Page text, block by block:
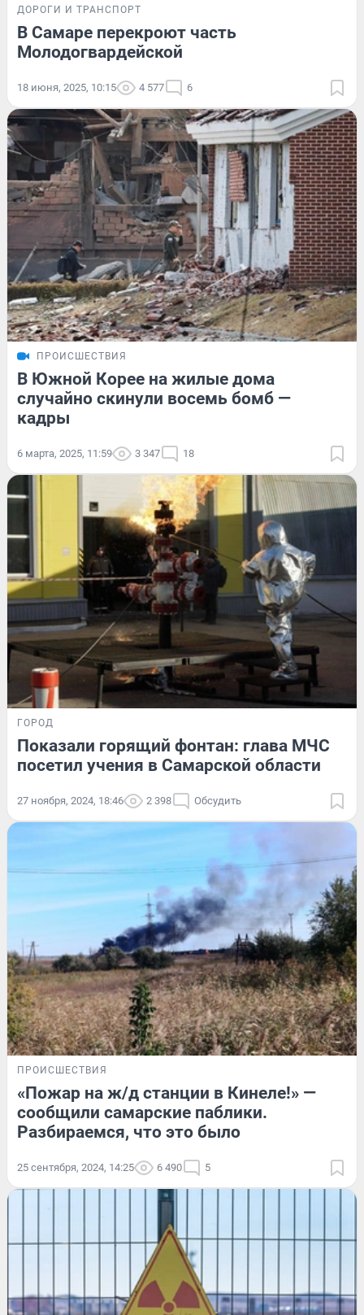
ДОРОГИ И ТРАНСПОРТ
В Самаре перекроют часть
Молодогвардейской
18 июня, 2025, 10:15 4 577 6
ПРОИСШЕСТВИЯ
В Южной Корее на жилые дома
случайно скинули восемь бомб —
кадры
6 марта, 2025, 11:59 3 347 18
ГОРОД
Показали горящий фонтан: глава МЧС
посетил учения в Самарской области
27 ноября, 2024, 18:46 2 398 Обсудить
ПРОИСШЕСТВИЯ
«Пожар на ж/д станции в Кинеле!» —
сообщили самарские паблики.
Разбираемся, что это было
25 сентября, 2024, 14:25 6 490 5